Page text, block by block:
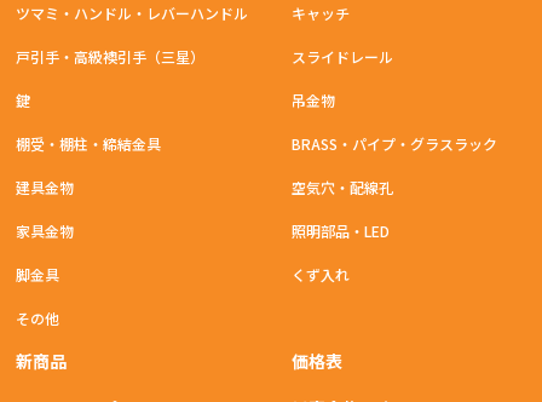
ツマミ・ハンドル・レバーハンドル
戸引手・高級襖引手（三星）
鍵
キャッチ
スライドレール
吊金物
棚受・棚柱・締結金具
建具金物
家具金物
脚金具
BRASS・パイプ・グラスラック
空気穴・配線孔
照明部品・LED
くず入れ
その他
新商品
価格表